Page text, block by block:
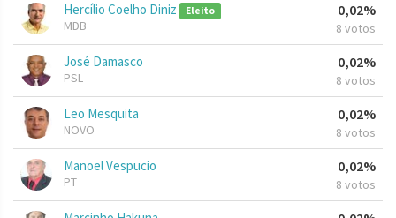
Hercílio Coelho Diniz Eleito
MDB
0,02%
8 votos
José Damasco
PSL
0,02%
8 votos
Leo Mesquita
NOVO
0,02%
8 votos
Manoel Vespucio
PT
0,02%
8 votos